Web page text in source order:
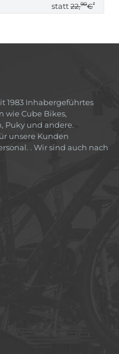
statt 22,90€*
1983 Inhabergeführtes
wie Cube Bikes,
Puky und andere.
unsere Kunden
. Wir sind auch nach